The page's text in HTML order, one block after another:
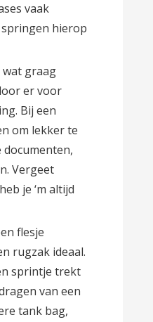
vaak
hierop
wat graag
er voor
Bij een
om lekker te
Vergeet
je ‘m altijd
flesje
rugzak ideaal.
sprintje trekt
van een
tank bag,